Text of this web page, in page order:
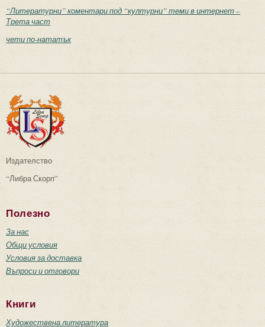
“Литературни” коментари под “културни” теми в интернет –
Трета част
чети по-нататък
Издателство
“Либра Скорп”
Полезно
За нас
Общи условия
Условия за доставка
Въпроси и отговори
Книги
Художествена литература